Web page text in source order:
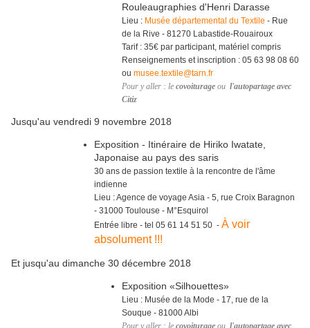
Rouleaugraphies d'Henri Darasse
Lieu : Musée départemental du Textile - Rue
de la Rive - 81270 Labastide-Rouairoux
Tarif : 35€ par participant, matériel compris
Renseignements et inscription : 05 63 98 08 60
ou musee.textile@tarn.fr
Pour y aller : le covoiturage ou l'autopartage avec
Citiz
Jusqu'au vendredi 9 novembre 2018
Exposition - Itinéraire de Hiriko Iwatate,
Japonaise au pays des saris
30 ans de passion textile à la rencontre de l'âme
indienne
Lieu : Agence de voyage Asia - 5, rue Croix Baragnon
- 31000 Toulouse - M°Esquirol
Entrée libre - tel 05 61 14 51 50 - À voir
absolument !!!
Et jusqu'au dimanche 30 décembre 2018
Exposition «Silhouettes»
Lieu : Musée de la Mode - 17, rue de la
Souque - 81000 Albi
Pour y aller : le covoiturage ou l'autopartage avec